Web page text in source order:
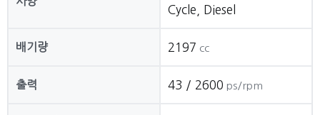
Cycle, Diesel
배기량 2197 cc
출력 43 / 2600 ps/rpm